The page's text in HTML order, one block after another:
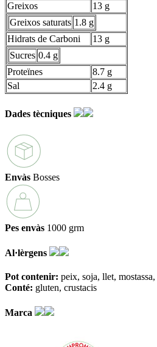
Greixos
13 g
Greixos saturats 1.8 g
Hidrats de Carboni
13 g
Sucres 0.4 g
Proteïnes
8.7 g
Sal
2.4 g
Dades tècniques
Envàs Bosses
Pes envàs 1000 grm
Al·lèrgens
Pot contenir: peix soja llet mostassa
Conté: gluten crustacis
Marca